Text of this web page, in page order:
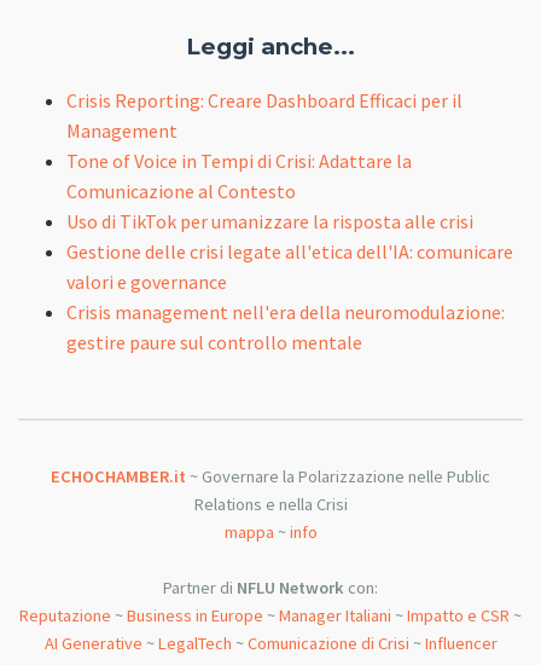
Leggi anche...
Crisis Reporting: Creare Dashboard Efficaci per il
Management
Tone of Voice in Tempi di Crisi: Adattare la
Comunicazione al Contesto
Uso di TikTok per umanizzare la risposta alle crisi
Gestione delle crisi legate all'etica dell'IA: comunicare
valori e governance
Crisis management nell'era della neuromodulazione:
gestire paure sul controllo mentale
ECHOCHAMBER.it ~ Governare la Polarizzazione nelle Public
Relations e nella Crisi
mappa ~info
Partner di NFLU Network con:
Reputazione ~Business in Europe ~Manager Italiani ~Impatto e CSR ~
AI Generative ~LegalTech ~Comunicazione di Crisi ~Influencer